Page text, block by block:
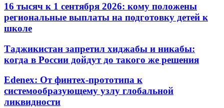
16 тысяч к 1 сентября 2026: кому положены
региональные выплаты на подготовку детей к
школе
Таджикистан запретил хиджабы и никабы:
когда в России дойдут до такого же решения
Edenex: От финтех-прототипа к
системообразующему узлу глобальной
ликвидности